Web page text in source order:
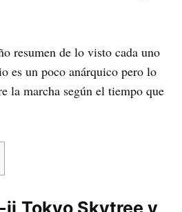
resumen de lo visto cada uno
es un poco anárquico pero lo
la marcha según el tiempo que
ji,Tokyo Skytree y